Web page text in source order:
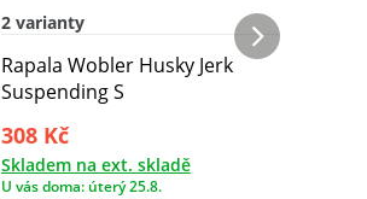
2 varianty
Rapala Wobler Husky Jerk
Suspending S
308 Kč
Skladem na ext. skladě
U vás doma: úterý 25.8.